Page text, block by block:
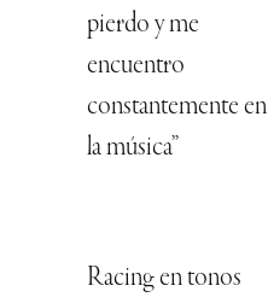
pierdo y me
encuentro
constantemente en
la música”
Racing en tonos